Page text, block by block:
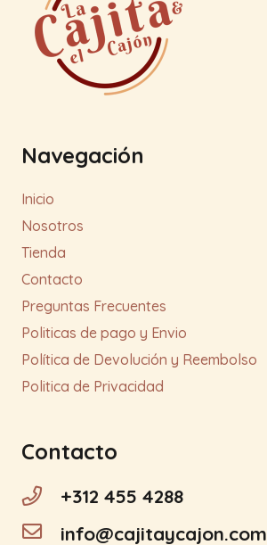
Navegación
Inicio
Nosotros
Tienda
Contacto
Preguntas Frecuentes
Politicas de pago y Envio
Política de Devolución y Reembolso
Politica de Privacidad
Contacto
+312 455 4288
info@cajitaycajon.com